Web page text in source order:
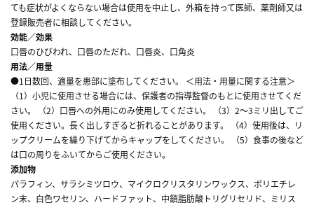
ても症状がよくならない場合は使用を中止し、外箱を持って医師、薬剤師又は
登録販売者に相談してください。
効能／効果
口唇のひびわれ、口唇のただれ、口唇炎、口角炎
用法／用量
●1日数回、適量を患部に塗布してください。 ＜用法・用量に関する注意＞
（1）小児に使用させる場合には、保護者の指導監督のもとに使用させてくだ
さい。 （2）口唇への外用にのみ使用してください。 （3）2～3ミリ出してご
使用ください。長く出しすぎると折れることがあります。 （4）使用後は、リ
ップクリームを繰り下げてからキャップをしてください。 （5）食事の後など
は口の周りをふいてからご使用ください。
添加物
パラフィン、サラシミツロウ、マイクロクリスタリンワックス、ポリエチレ
ン末、白色ワセリン、ハードファット、中鎖脂肪酸トリグリセリド、ミリス